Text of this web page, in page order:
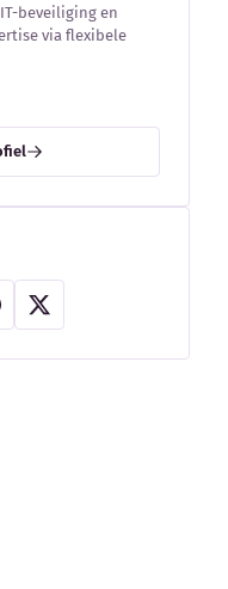
beveiliging en
via flexibele